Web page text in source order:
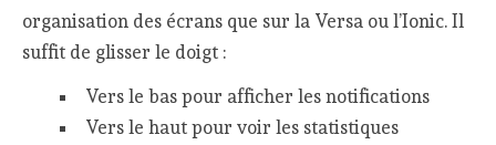
organisation des écrans que sur la Versa ou l’Ionic. Il
suffit de glisser le doigt :
Vers le bas pour afficher les notifications
Vers le haut pour voir les statistiques